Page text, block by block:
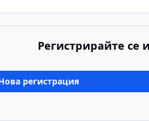
Регистрирайте се
регистрация